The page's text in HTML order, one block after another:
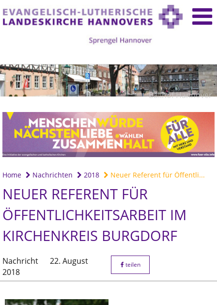
Ballhof Hannover
Home Nachrichten 2018 Neuer Referent für Öffentli...
NEUER REFERENT FÜR
ÖFFENTLICHKEITSARBEIT IM
KIRCHENKREIS BURGDORF
Nachricht
22. August
2018
teilen